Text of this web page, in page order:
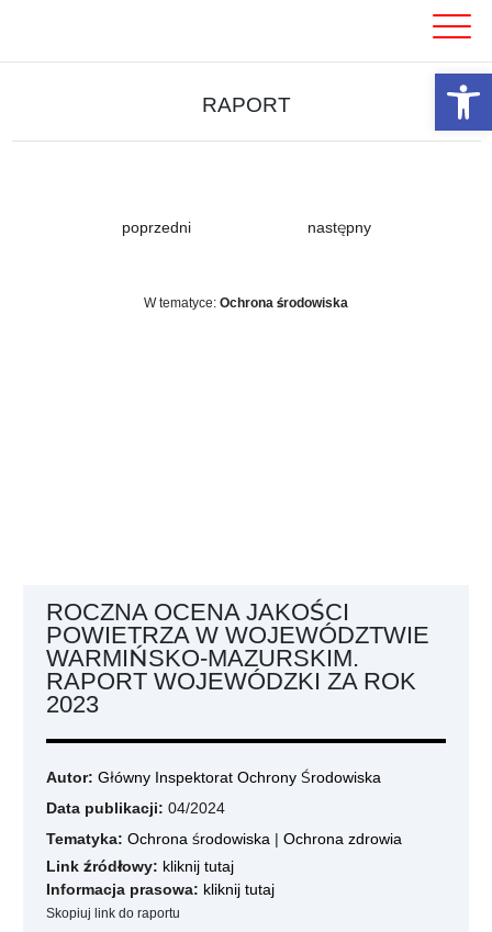
RAPORT
poprzedni następny
W tematyce: Ochrona środowiska
ROCZNA OCENA JAKOŚCI
POWIETRZA W WOJEWÓDZTWIE
WARMIŃSKO-MAZURSKIM.
RAPORT WOJEWÓDZKI ZA ROK
2023
Autor: Główny Inspektorat Ochrony Środowiska
Data publikacji: 04/2024
Tematyka: Ochrona środowiska | Ochrona zdrowia
Link źródłowy: kliknij tutaj
Informacja prasowa: kliknij tutaj
Skopiuj link do raportu